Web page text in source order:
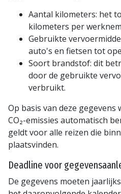
Aantal kilometers: het
kilometers per
Gebruikte
auto's en fietsen tot
Soort brandstof: dit
door de gebruikte
verbruikt.
Op basis van deze
CO₂-emissies automatisch
geldt voor alle reizen die
plaatsvinden.
Deadline voor
De gegevens moeten